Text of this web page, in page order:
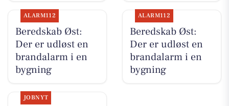
ALARM112
Beredskab Øst:
Der er udløst en
brandalarm i en
bygning
ALARM112
Beredskab Øst:
Der er udløst en
brandalarm i en
bygning
JOBNYT